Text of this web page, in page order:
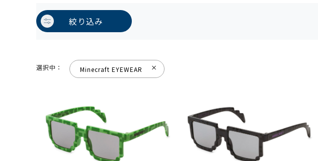
絞り込み
選択中： Minecraft EYEWEAR